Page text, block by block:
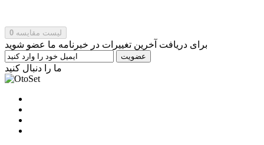
لیست مقایسه 0
برای دریافت آخرین تغییرات در خبرنامه ما عضو شوید
عضویت
ما را دنبال کنید